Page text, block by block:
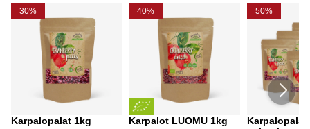
30%
Karpalopalat 1kg
40%
Karpalot LUOMU 1kg
50%
Karpalopalat